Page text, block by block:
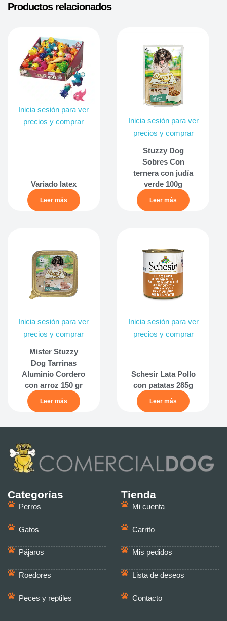
Productos relacionados
Inicia sesión para ver
precios y comprar
Variado latex
Leer más
Inicia sesión para ver
precios y comprar
Stuzzy Dog
Sobres Con
ternera con judía
verde 100g
Leer más
Inicia sesión para ver
precios y comprar
Mister Stuzzy
Dog Tarrinas
Aluminio Cordero
con arroz 150 gr
Leer más
Inicia sesión para ver
precios y comprar
Schesir Lata Pollo
con patatas 285g
Leer más
Categorías
Perros
Gatos
Pájaros
Roedores
Peces y reptiles
Tienda
Mi cuenta
Carrito
Mis pedidos
Lista de deseos
Contacto